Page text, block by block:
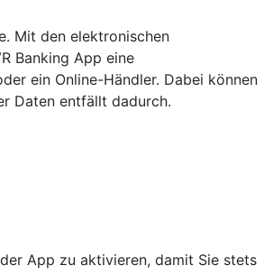
Mit den elektronischen
Banking App eine
ein Online-Händler. Dabei können
Daten entfällt dadurch.
App zu aktivieren, damit Sie stets